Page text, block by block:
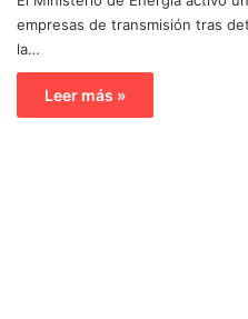
empresas de transmisión tras
la…
Leer más »